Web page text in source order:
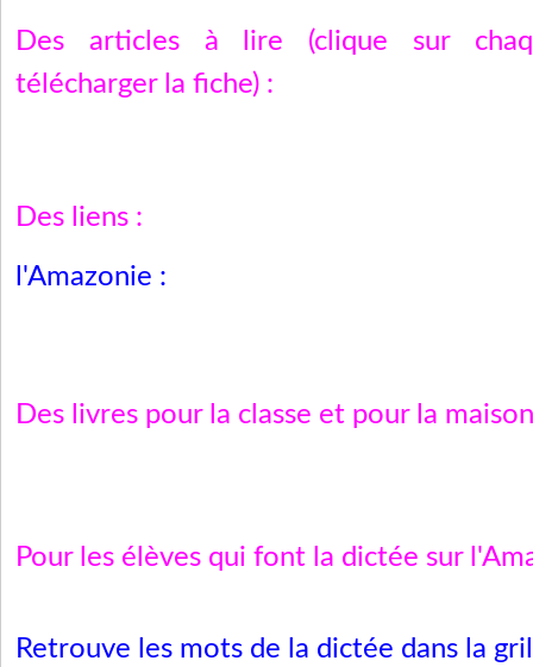
Des articles à lire (clique sur
télécharger la fiche) :
Des liens :
l'Amazonie :
Des livres pour la classe et pour la
Pour les élèves qui font la dictée sur
Retrouve les mots de la dictée dans la